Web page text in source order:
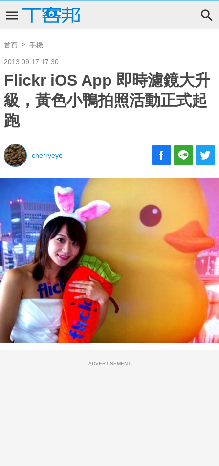
首頁 手機
2013.09.17 17:30
Flickr iOS App 即時濾鏡大升
級，黃色小鴨拍照活動正式起
跑
cherryeye
ADVERTISEMENT